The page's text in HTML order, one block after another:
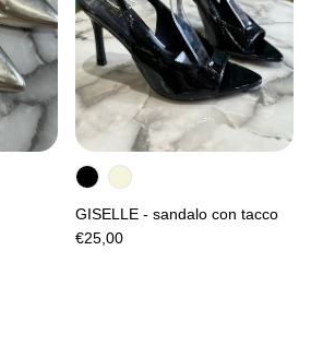
GISELLE - sandalo con tacco
€25,00